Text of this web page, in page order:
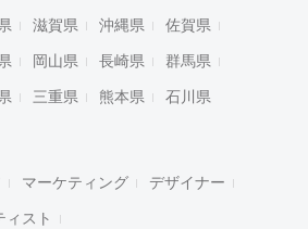
滋賀県 沖縄県 佐賀県
岡山県 長崎県 群馬県
三重県 熊本県 石川県
マーケティング デザイナー
ィスト